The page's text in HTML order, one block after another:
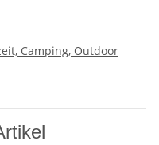
Camping, Outdoor